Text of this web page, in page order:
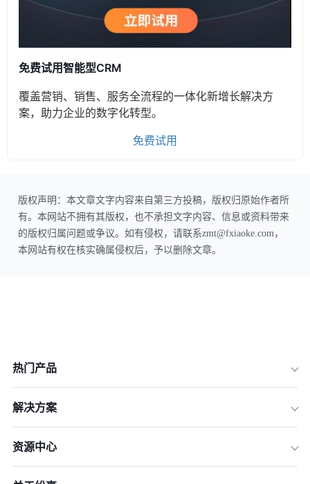
免费试用智能型CRM
覆盖营销、销售、服务全流程的一体化新增长解决方
案，助力企业的数字化转型。
免费试用
版权声明：本文章文字内容来自第三方投稿，版权归原始作者所
有。本网站不拥有其版权，也不承担文字内容、信息或资料带来
的版权归属问题或争议。如有侵权，请联系zmt@fxiaoke.com，
本网站有权在核实确属侵权后，予以删除文章。
热门产品
解决方案
资源中心